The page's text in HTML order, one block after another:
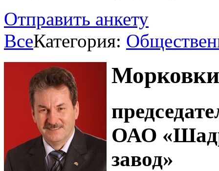
Отправить анкету
ВсеКатегория:
ОАО
завод»